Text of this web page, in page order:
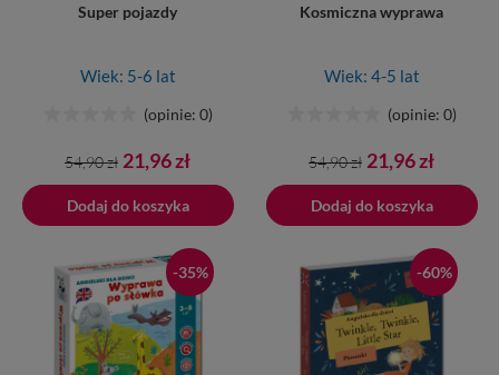
Super pojazdy
Wiek: 5-6 lat
(opinie: 0)
Cena
podstawowa
54,90 zł Cena
21,96 zł
Dodaj do koszyka
Kosmiczna wyprawa
Wiek: 4-5 lat
(opinie: 0)
Cena
podstawowa
54,90 zł Cena
21,96 zł
Dodaj do koszyka
Dodano do koszyka
-35% -60%